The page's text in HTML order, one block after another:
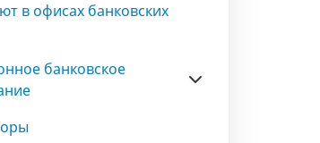
в офисах банковских
банковское